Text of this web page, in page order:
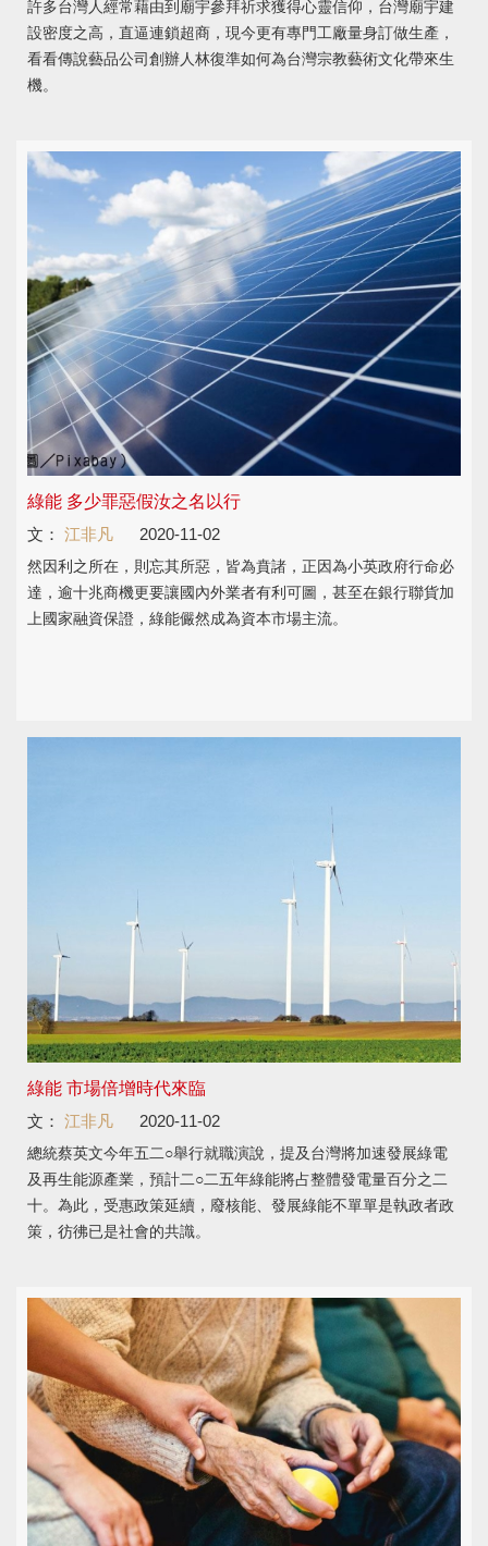
許多台灣人經常藉由到廟宇參拜祈求獲得心靈信仰，台灣廟宇建
設密度之高，直逼連鎖超商，現今更有專門工廠量身訂做生產，
看看傳說藝品公司創辦人林復準如何為台灣宗教藝術文化帶來生
機。
綠能 多少罪惡假汝之名以行
文： 江非凡 2020-11-02
然因利之所在，則忘其所惡，皆為賁諸，正因為小英政府行命必
達，逾十兆商機更要讓國內外業者有利可圖，甚至在銀行聯貨加
上國家融資保證，綠能儼然成為資本市場主流。
綠能 市場倍增時代來臨
文： 江非凡 2020-11-02
總統蔡英文今年五二○舉行就職演說，提及台灣將加速發展綠電
及再生能源產業，預計二○二五年綠能將占整體發電量百分之二
十。為此，受惠政策延續，廢核能、發展綠能不單單是執政者政
策，彷彿已是社會的共識。